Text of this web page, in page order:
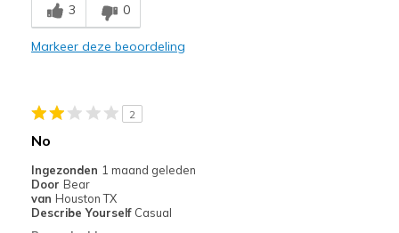
3 0
Markeer deze beoordeling
2
No
Ingezonden 1 maand geleden
Door Bear
van Houston TX
Describe Yourself Casual